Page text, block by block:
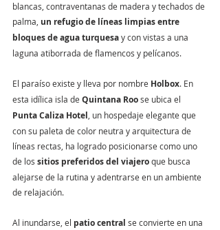
blancas, contraventanas de madera y techados de
palma, un refugio de líneas limpias entre
bloques de agua turquesa y con vistas a una
laguna atiborrada de flamencos y pelícanos.
El paraíso existe y lleva por nombre Holbox. En
esta idílica isla de Quintana Roo se ubica el
Punta Caliza Hotel, un hospedaje elegante que
con su paleta de color neutra y arquitectura de
líneas rectas, ha logrado posicionarse como uno
de los sitios preferidos del viajero que busca
alejarse de la rutina y adentrarse en un ambiente
de relajación.
Al inundarse, el patio central se convierte en una